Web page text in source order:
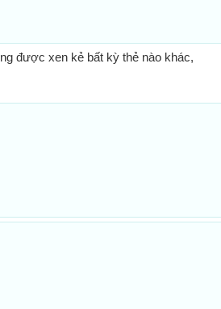
được xen kẻ bất kỳ thẻ nào khác,